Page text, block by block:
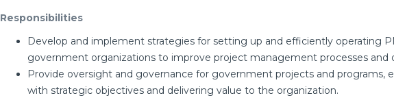
Responsibilities
Develop and implement strategies for setting up and efficiently operating
government organizations to improve project management processes and
Provide oversight and governance for government projects and programs,
with strategic objectives and delivering value to the organization.